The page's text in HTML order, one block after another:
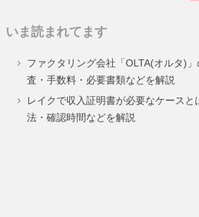
ー
ジ
いま読まれてます
ファクタリング会社「OLTA(オルタ)
査・手数料・必要書類などを解説
レイクで収入証明書が必要なケース
法・確認時間などを解説